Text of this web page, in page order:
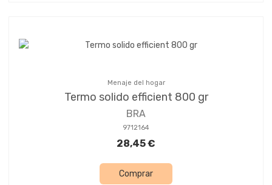
Menaje del hogar
Termo solido efficient 800 gr
BRA
9712164
28,45 €
Comprar